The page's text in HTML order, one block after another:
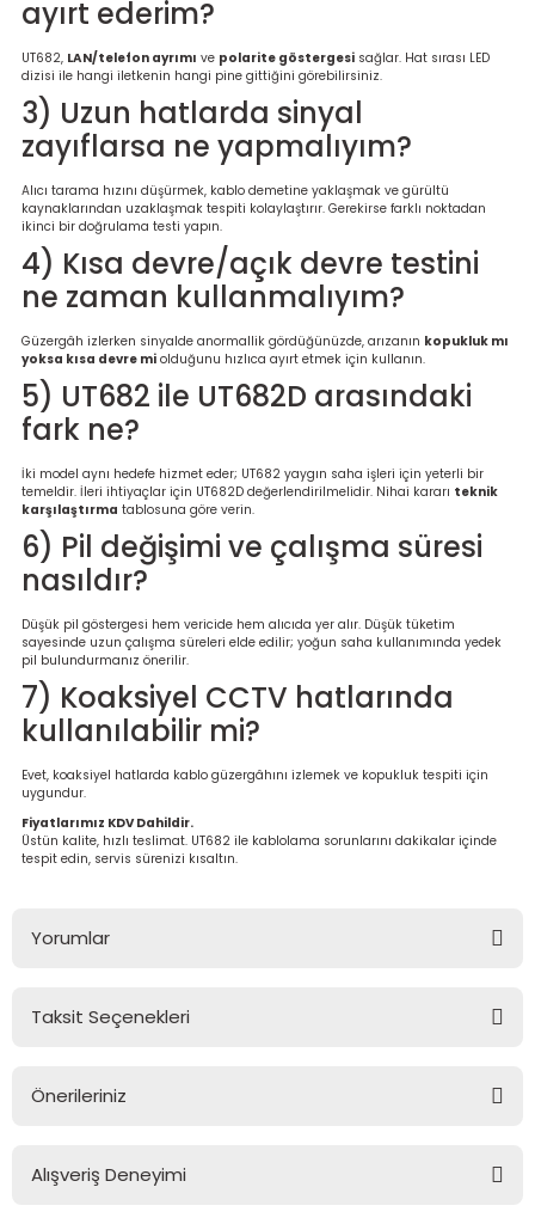
ayırt ederim?
UT682, LAN/telefon ayrımı ve polarite göstergesi sağlar. Hat sırası LED
dizisi ile hangi iletkenin hangi pine gittiğini görebilirsiniz.
3) Uzun hatlarda sinyal
zayıflarsa ne yapmalıyım?
Alıcı tarama hızını düşürmek, kablo demetine yaklaşmak ve gürültü
kaynaklarından uzaklaşmak tespiti kolaylaştırır. Gerekirse farklı noktadan
ikinci bir doğrulama testi yapın.
4) Kısa devre/açık devre testini
ne zaman kullanmalıyım?
Güzergâh izlerken sinyalde anormallik gördüğünüzde, arızanın kopukluk mı
yoksa kısa devre mi olduğunu hızlıca ayırt etmek için kullanın.
5) UT682 ile UT682D arasındaki
fark ne?
İki model aynı hedefe hizmet eder; UT682 yaygın saha işleri için yeterli bir
temeldir. İleri ihtiyaçlar için UT682D değerlendirilmelidir. Nihai kararı teknik
karşılaştırma tablosuna göre verin.
6) Pil değişimi ve çalışma süresi
nasıldır?
Düşük pil göstergesi hem vericide hem alıcıda yer alır. Düşük tüketim
sayesinde uzun çalışma süreleri elde edilir; yoğun saha kullanımında yedek
pil bulundurmanız önerilir.
7) Koaksiyel CCTV hatlarında
kullanılabilir mi?
Evet, koaksiyel hatlarda kablo güzergâhını izlemek ve kopukluk tespiti için
uygundur.
Fiyatlarımız KDV Dahildir.
Üstün kalite, hızlı teslimat. UT682 ile kablolama sorunlarını dakikalar içinde
tespit edin, servis sürenizi kısaltın.
Yorumlar
Bu ürüne ilk yorumu siz yapın!
Taksit Seçenekleri
Önerileriniz
konularda yetersiz gördüğünüz noktaları öneri formunu
kullanarak tarafımıza iletebilirsiniz.
Alışveriş Deneyimi